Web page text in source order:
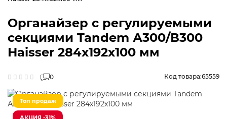
Органайзер с регулируемыми
секциями Tandem А300/В300
Haisser 284х192х100 мм
0 Код товара:65559
Топ продаж
АКЦИЯ -31%